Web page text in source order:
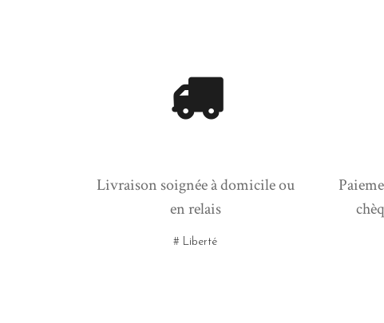
Livraison soignée à domicile ou
en relais
# Liberté